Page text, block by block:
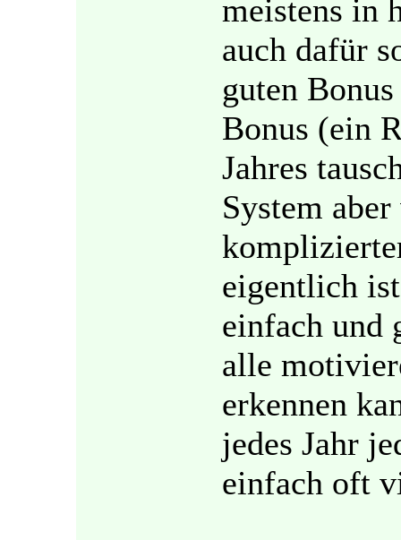
meistens in
auch dafür
guten
Bonus (ein
Jahres
System
eigentlich
einfach und
alle
erkennen
jedes Jahr
einfach oft